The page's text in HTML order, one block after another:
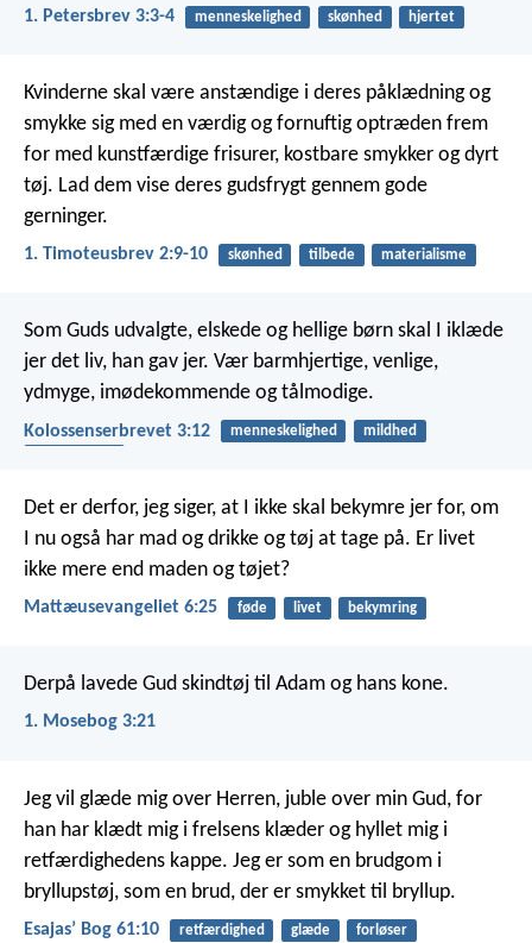
1. Petersbrev 3:3-4 menneskelighed skønhed hjertet
Kvinderne skal være anstændige i deres påklædning og
smykke sig med en værdig og fornuftig optræden frem
for med kunstfærdige frisurer, kostbare smykker og dyrt
tøj. Lad dem vise deres gudsfrygt gennem gode
gerninger.
1. Timoteusbrev 2:9-10 skønhed tilbede materialisme
Som Guds udvalgte, elskede og hellige børn skal I iklæde
jer det liv, han gav jer. Vær barmhjertige, venlige,
ydmyge, imødekommende og tålmodige.
Kolossenserbrevet 3:12 menneskelighed
mildhed
Det er derfor, jeg siger, at I ikke skal bekymre jer for, om
I nu også har mad og drikke og tøj at tage på. Er livet
ikke mere end maden og tøjet?
Mattæusevangeliet 6:25 føde livet bekymring
Derpå lavede Gud skindtøj til Adam og hans kone.
1. Mosebog 3:21
Jeg vil glæde mig over Herren, juble over min Gud, for
han har klædt mig i frelsens klæder og hyllet mig i
retfærdighedens kappe. Jeg er som en brudgom i
bryllupstøj, som en brud, der er smykket til bryllup.
Esajasʼ Bog 61:10 retfærdighed glæde forløser